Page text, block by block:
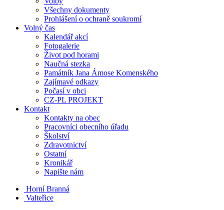
Všechny dokumenty
Prohlášení o ochraně soukromí
Volný čas
Kalendář akcí
Fotogalerie
Život pod horami
Naučná stezka
Památník Jana Ámose Komenského
Zajímavé odkazy
Počasí v obci
CZ-PL PROJEKT
Kontakt
Kontakty na obec
Pracovníci obecního úřadu
Školství
Zdravotnictví
Ostatní
Kronikář
Napište nám
Horní Branná
Valteřice